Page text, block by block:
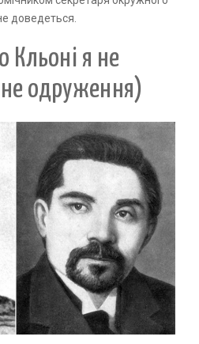
доведеться.
Кльоні я не
одруження)